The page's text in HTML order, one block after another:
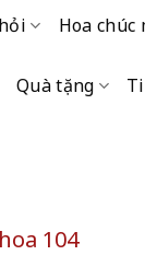
Hoa chúc
Quà tặng
104